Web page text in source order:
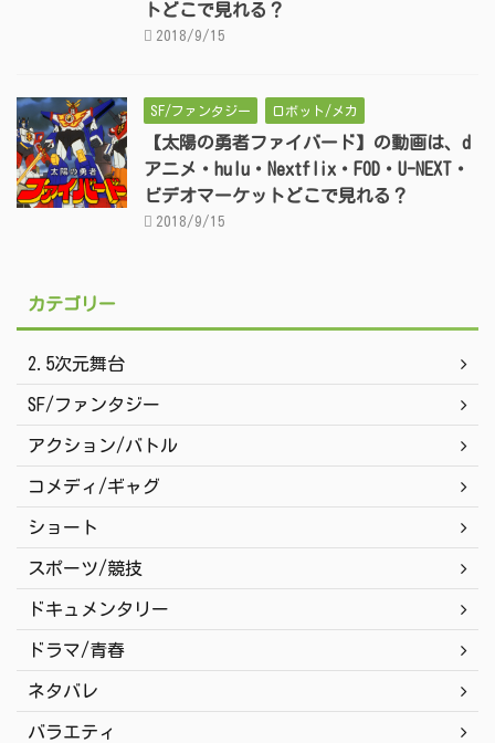
トどこで見れる？
2018/9/15
SF/ファンタジー ロボット/メカ
【太陽の勇者ファイバード】の動画は、d
アニメ・hulu・Nextflix・FOD・U-NEXT・
ビデオマーケットどこで見れる？
2018/9/15
カテゴリー
2.5次元舞台
SF/ファンタジー
アクション/バトル
コメディ/ギャグ
ショート
スポーツ/競技
ドキュメンタリー
ドラマ/青春
ネタバレ
バラエティ